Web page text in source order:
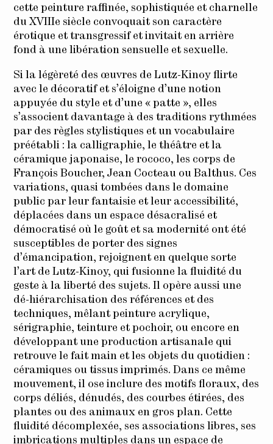
cette peinture raffinée, sophistiquée et charnelle
du XVIIIe siècle convoquait son caractère
érotique et transgressif et invitait en arrière
fond à une libération sensuelle et sexuelle.
Si la légèreté des œuvres de Lutz-Kinoy flirte
avec le décoratif et s’éloigne d’une notion
appuyée du style et d’une « patte », elles
s’associent davantage à des traditions rythmées
par des règles stylistiques et un vocabulaire
préétabli : la calligraphie, le théâtre et la
céramique japonaise, le rococo, les corps de
François Boucher, Jean Cocteau ou Balthus. Ces
variations, quasi tombées dans le domaine
public par leur fantaisie et leur accessibilité,
déplacées dans un espace désacralisé et
démocratisé où le goût et sa modernité ont été
susceptibles de porter des signes
d’émancipation, rejoignent en quelque sorte
l’art de Lutz-Kinoy, qui fusionne la fluidité du
geste à la liberté des sujets. Il opère aussi une
dé-hiérarchisation des références et des
techniques, mêlant peinture acrylique,
sérigraphie, teinture et pochoir, ou encore en
développant une production artisanale qui
retrouve le fait main et les objets du quotidien :
céramiques ou tissus imprimés. Dans ce même
mouvement, il ose inclure des motifs floraux, des
corps déliés, dénudés, des courbes étirées, des
plantes ou des animaux en gros plan. Cette
fluidité décomplexée, ses associations libres, ses
imbrications multiples dans un espace de